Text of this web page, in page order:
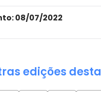
08/07/2022
edições